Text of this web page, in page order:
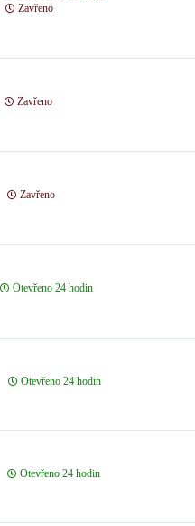
Zavřeno
Zavřeno
Zavřeno
Otevřeno 24 hodin
Otevřeno 24 hodin
Otevřeno 24 hodin